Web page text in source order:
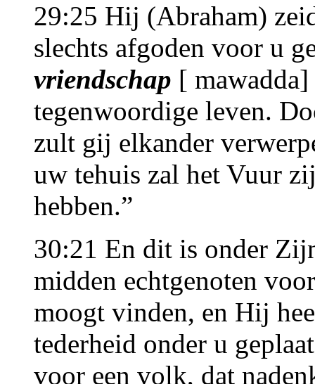
29:25 Hij (Abraham)
slechts afgoden voor u
vriendschap [
tegenwoordige leven.
zult gij elkander
uw tehuis zal het Vuur
hebben.”
30:21 En dit is onder
midden echtgenoten
moogt vinden, en Hij
tederheid onder u
voor een volk, dat